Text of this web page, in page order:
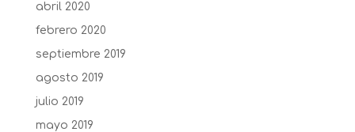
abril 2020
febrero 2020
septiembre 2019
agosto 2019
julio 2019
mayo 2019